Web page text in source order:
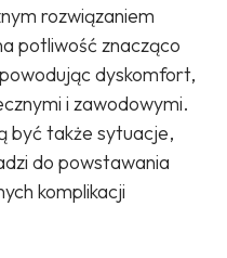
rozwiązaniem
potliwość znacząco
dyskomfort,
i zawodowymi.
być także sytuacje,
do powstawania
komplikacji